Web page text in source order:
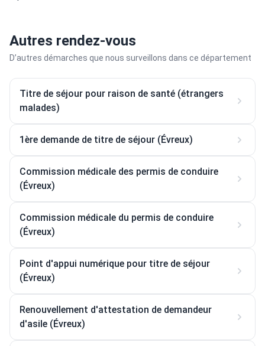
Autres rendez-vous
D’autres démarches que nous surveillons dans ce département
Titre de séjour pour raison de santé (étrangers
malades)
1ère demande de titre de séjour (Évreux)
Commission médicale des permis de conduire
(Évreux)
Commission médicale du permis de conduire
(Évreux)
Point d'appui numérique pour titre de séjour
(Évreux)
Renouvellement d'attestation de demandeur
d'asile (Évreux)